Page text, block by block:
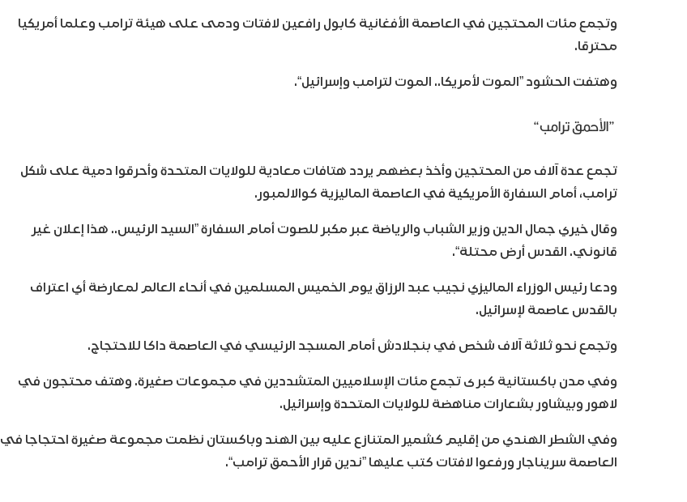
وتجمع مئات المحتجين في العاصمة الأفغانية كابول رافعين لافتات ودمى على هيئة ترامب وعلما أمريكيا
محترقا.
وهتفت الحشود ”الموت لأمريكا.. الموت لترامب وإسرائيل“.
”الأحمق ترامب“
تجمع عدة آلاف من المحتجين وأخذ بعضهم يردد هتافات معادية للولايات المتحدة وأحرقوا دمية على شكل
ترامب، أمام السفارة الأمريكية في العاصمة الماليزية كوالالمبور.
وقال خيري جمال الدين وزير الشباب والرياضة عبر مكبر للصوت أمام السفارة ”السيد الرئيس.. هذا إعلان غير
قانوني. القدس أرض محتلة“.
ودعا رئيس الوزراء الماليزي نجيب عبد الرزاق يوم الخميس المسلمين في أنحاء العالم لمعارضة أي اعتراف
بالقدس عاصمة لإسرائيل.
وتجمع نحو ثلاثة آلاف شخص في بنجلادش أمام المسجد الرئيسي في العاصمة داكا للاحتجاج.
وفي مدن باكستانية كبرى تجمع مئات الإسلاميين المتشددين في مجموعات صغيرة. وهتف محتجون في
لاهور وبيشاور بشعارات مناهضة للولايات المتحدة وإسرائيل.
وفي الشطر الهندي من إقليم كشمير المتنازع عليه بين الهند وباكستان نظمت مجموعة صغيرة احتجاجا في
العاصمة سريناجار ورفعوا لافتات كتب عليها ”ندين قرار الأحمق ترامب“.